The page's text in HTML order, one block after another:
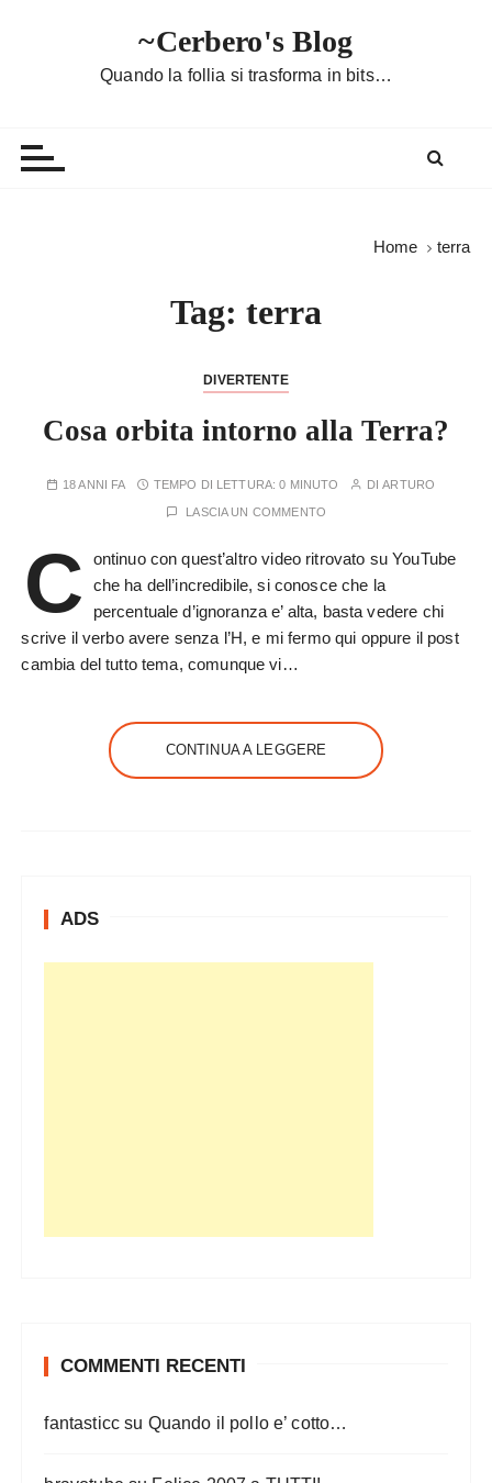
~Cerbero's Blog
Quando la follia si trasforma in bits…
Home terra
Tag: terra
DIVERTENTE
Cosa orbita intorno alla Terra?
18 ANNI FA TEMPO DI LETTURA:0 MINUTO DIARTURO
LASCIA UN COMMENTO
C
ontinuo con quest’altro video ritrovato su YouTube
che ha dell’incredibile, si conosce che la
percentuale d’ignoranza e’ alta, basta vedere chi
scrive il verbo avere senza l’H, e mi fermo qui oppure il post
cambia del tutto tema, comunque vi…
CONTINUA A LEGGERE
ADS
COMMENTI RECENTI
fantasticc su Quando il pollo e’ cotto…